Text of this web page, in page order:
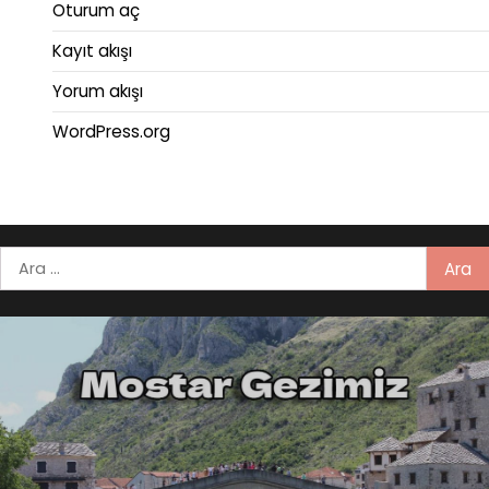
Oturum aç
Kayıt akışı
Yorum akışı
WordPress.org
Arama: